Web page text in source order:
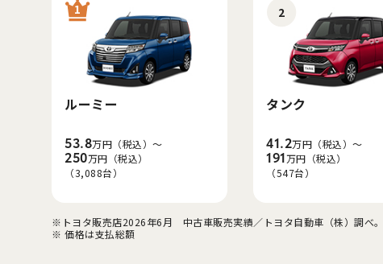
1
ルーミー
53.8万円（税込）～
250万円（税込）
（3,088台）
2
タンク
41.2万円（税込）～
191万円（税込）
（547台）
※トヨタ販売店2026年6月　中古車販売実績／トヨタ自動車（株）調べ。
※ 価格は支払総額